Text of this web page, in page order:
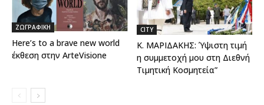
ΖΩΓΡΑΦΙΚΗ
Here’s to a brave new world
έκθεση στην ArteVisione
CITY
Κ. ΜΑΡΙΔΑΚΗΣ: Ύψιστη τιμή
η συμμετοχή μου στη Διεθνή
Τιμητική Κοσμητεία”